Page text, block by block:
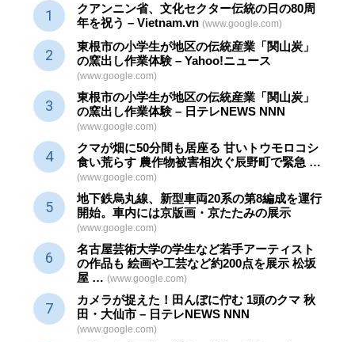
クアンニン省、文化セクター伝統の日の80周
年を祝う – Vietnam.vn (www.google.com)
東根市の小学生が地区の伝統産業 「関山炭」
の窯出し作業体験 – Yahoo!ニュース
(www.google.com)
東根市の小学生が地区の伝統産業 「関山炭」
の窯出し作業体験 – 日テレNEWS NNN
(www.google.com)
クマが畑に50分間も居座る 甘いトウモロコシ
食い荒らす 農作物被害相次ぐ辰野町で緊急 …
(www.google.com)
地下鉄烏丸線、新型車両20系の第8編成を運行
開始。車内には京版画・京たたみの展示
(www.google.com)
名古屋芸術大学の学生など若手アーティスト
の作品も 絵画や工芸など約200点を展示 松坂
屋 … (www.google.com)
カメラが捉えた！田んぼに佇む 1頭のクマ 秋
田・大仙市 – 日テレNEWS NNN
(www.google.com)